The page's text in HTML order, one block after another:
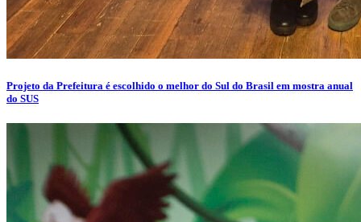
Projeto da Prefeitura é escolhido o melhor do Sul do Brasil em mostra anual
do SUS